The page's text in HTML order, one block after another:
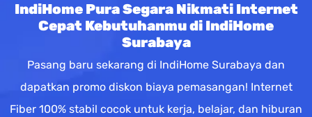
IndiHome Pura Segara Nikmati Internet
Cepat Kebutuhanmu di IndiHome
Surabaya
Pasang baru sekarang di IndiHome Surabaya dan
dapatkan promo diskon biaya pemasangan! Internet
Fiber 100% stabil cocok untuk kerja, belajar, dan hiburan